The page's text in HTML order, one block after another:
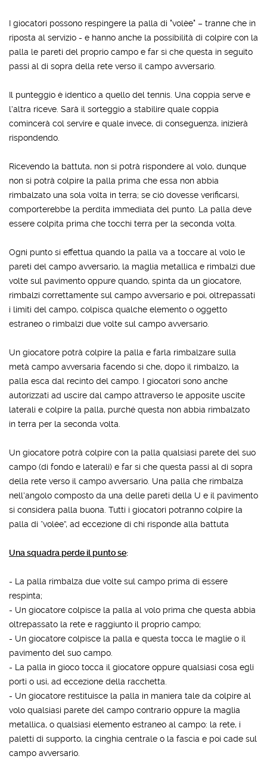
I giocatori possono respingere la palla di "volèe" – tranne che in
riposta al servizio - e hanno anche la possibilità di colpire con la
palla le pareti del proprio campo e far sì che questa in seguito
passi al di sopra della rete verso il campo avversario.
Il punteggio è identico a quello del tennis. Una coppia serve e
l’altra riceve. Sarà il sorteggio a stabilire quale coppia
comincerà col servire e quale invece, di conseguenza, inizierà
rispondendo.
Ricevendo la battuta, non si potrà rispondere al volo, dunque
non si potrà colpire la palla prima che essa non abbia
rimbalzato una sola volta in terra; se ciò dovesse verificarsi,
comporterebbe la perdita immediata del punto. La palla deve
essere colpita prima che tocchi terra per la seconda volta.
Ogni punto si effettua quando la palla va a toccare al volo le
pareti del campo avversario, la maglia metallica e rimbalzi due
volte sul pavimento oppure quando, spinta da un giocatore,
rimbalzi correttamente sul campo avversario e poi, oltrepassati
i limiti del campo, colpisca qualche elemento o oggetto
estraneo o rimbalzi due volte sul campo avversario.
Un giocatore potrà colpire la palla e farla rimbalzare sulla
metà campo avversaria facendo sì che, dopo il rimbalzo, la
palla esca dal recinto del campo. I giocatori sono anche
autorizzati ad uscire dal campo attraverso le apposite uscite
laterali e colpire la palla, purché questa non abbia rimbalzato
in terra per la seconda volta.
Un giocatore potrà colpire con la palla qualsiasi parete del suo
campo (di fondo e laterali) e far sì che questa passi al di sopra
della rete verso il campo avversario. Una palla che rimbalza
nell’angolo composto da una delle pareti della U e il pavimento
si considera palla buona. Tutti i giocatori potranno colpire la
palla di “volée”, ad eccezione di chi risponde alla battuta
Una squadra perde il punto se:
- La palla rimbalza due volte sul campo prima di essere
respinta;
- Un giocatore colpisce la palla al volo prima che questa abbia
oltrepassato la rete e raggiunto il proprio campo;
- Un giocatore colpisce la palla e questa tocca le maglie o il
pavimento del suo campo.
- La palla in gioco tocca il giocatore oppure qualsiasi cosa egli
porti o usi, ad eccezione della racchetta.
- Un giocatore restituisce la palla in maniera tale da colpire al
volo qualsiasi parete del campo contrario oppure la maglia
metallica, o qualsiasi elemento estraneo al campo: la rete, i
paletti di supporto, la cinghia centrale o la fascia e poi cade sul
campo avversario.